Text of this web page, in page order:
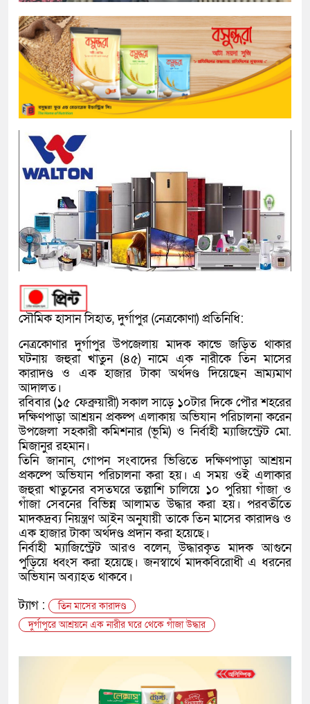
সৌমিক হাসান সিহাত, দুর্গাপুর (নেত্রকোণা) প্রতিনিধি:
নেত্রকোণার দুর্গাপুর উপজেলায় মাদক কান্ডে জড়িত থাকার
ঘটনায় জহুরা খাতুন (৪৫) নামে এক নারীকে তিন মাসের
কারাদণ্ড ও এক হাজার টাকা অর্থদণ্ড দিয়েছেন ভ্রাম্যমাণ
আদালত।
রবিবার (১৫ ফেব্রুয়ারী) সকাল সাড়ে ১০টার দিকে পৌর শহরের
দক্ষিণপাড়া আশ্রয়ন প্রকল্প এলাকায় অভিযান পরিচালনা করেন
উপজেলা সহকারী কমিশনার (ভূমি) ও নির্বাহী ম্যাজিস্ট্রেট মো.
মিজানুর রহমান।
তিনি জানান, গোপন সংবাদের ভিত্তিতে দক্ষিণপাড়া আশ্রয়ন
প্রকল্পে অভিযান পরিচালনা করা হয়। এ সময় ওই এলাকার
জহুরা খাতুনের বসতঘরে তল্লাশি চালিয়ে ১০ পুরিয়া গাঁজা ও
গাঁজা সেবনের বিভিন্ন আলামত উদ্ধার করা হয়। পরবর্তীতে
মাদকদ্রব্য নিয়ন্ত্রণ আইন অনুযায়ী তাকে তিন মাসের কারাদণ্ড ও
এক হাজার টাকা অর্থদণ্ড প্রদান করা হয়েছে।
নির্বাহী ম্যাজিস্ট্রেট আরও বলেন, উদ্ধারকৃত মাদক আগুনে
পুড়িয়ে ধ্বংস করা হয়েছে। জনস্বার্থে মাদকবিরোধী এ ধরনের
অভিযান অব্যাহত থাকবে।
ট্যাগ :
তিন মাসের কারাদণ্ড
দুর্গাপুরে আশ্রয়নে এক নারীর ঘরে থেকে গাঁজা উদ্ধার